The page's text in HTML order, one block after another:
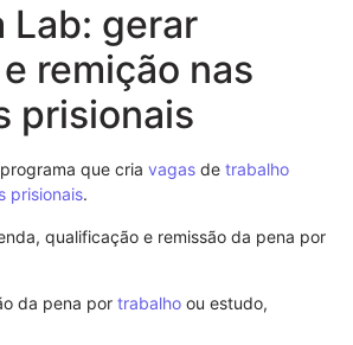
Lab: gerar
remição nas
prisionais
que cria vagas de trabalho
prisionais.
qualificação e remissão da pena por
da pena por trabalho ou estudo,